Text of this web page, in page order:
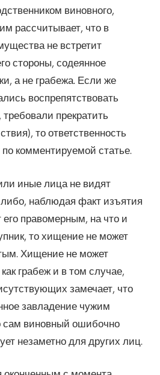
виновного,
рассчитывает, что в
не встретит
стороны, содеянное
а не грабежа. Если же
воспрепятствовать
прекратить
то ответственность
по комментируемой статье.
иные лица не видят
наблюдая факт изъятия
правомерным, на что и
то хищение не может
Хищение не может
грабеж и в том случае,
замечает, что
завладение чужим
сам виновный ошибочно
незаметно для других лиц.